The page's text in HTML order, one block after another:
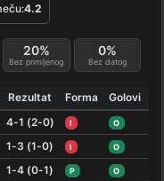
4.2
Bez primljenog
20%
Bez datog
0%
Rezultat Forma
Golovi
4-1 (2-0) I O
1-3 (1-0) I O
1-4 (0-1) P O